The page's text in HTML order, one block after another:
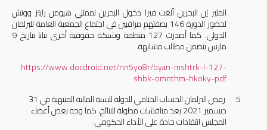
المثير إن البحرين ألغت فيزا دخول البحرين لممثلي هيومن رايتز ووتش
لحضور الدورة 146 بصفتهم مراقبين في اجتماع الجمعية العامة للبرلمان
الدولي. كما أصدرت 127 منظمة وشبكة حقوقية أخرى بيانا بتاريخ 9
مارس يتضمن مطالب مشابهة.
https://www.docdroid.net/nn5yo8r/byan-mshtrk-l-127-
shbk-omnthm-hkoky-pdf
5.
رفض البرلمان الحساب الختامي للدولة للسنة المالية المنتهية في 31
ديسمبر 2021 بعد مناقشات مطولة للنتائج، كما وجه بعض أعضاء
المجلس انتقادات حادة على الأداء الحكومي.